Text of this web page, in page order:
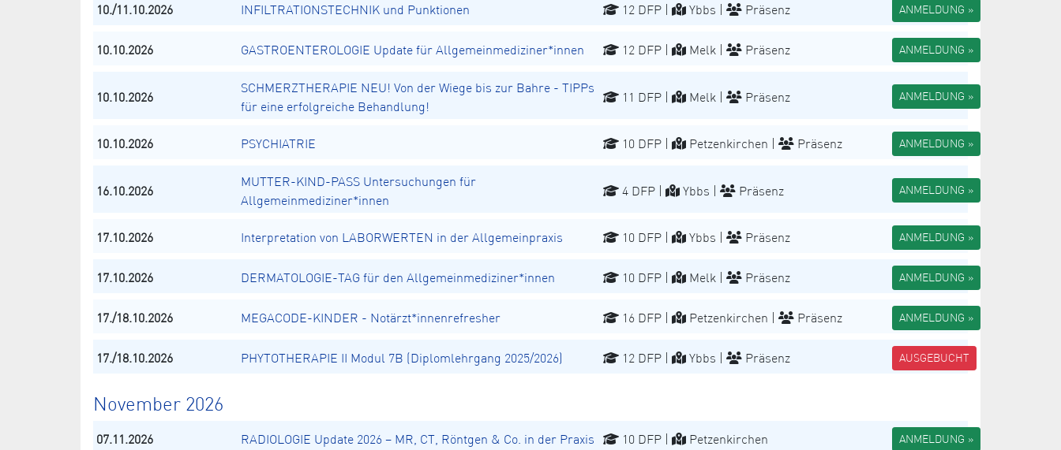
10./11.10.2026 INFILTRATIONSTECHNIK und Punktionen 12 DFP | Ybbs | Präsenz ANMELDUNG »
10.10.2026 GASTROENTEROLOGIE Update für Allgemeinmediziner*innen 12 DFP | Melk | Präsenz ANMELDUNG »
10.10.2026
SCHMERZTHERAPIE NEU! Von der Wiege bis zur Bahre - TIPPs
für eine erfolgreiche Behandlung!
11 DFP | Melk | Präsenz ANMELDUNG »
10.10.2026 PSYCHIATRIE 10 DFP | Petzenkirchen | Präsenz ANMELDUNG »
16.10.2026
MUTTER-KIND-PASS Untersuchungen für
Allgemeinmediziner*innen
4 DFP | Ybbs | Präsenz ANMELDUNG »
17.10.2026 Interpretation von LABORWERTEN in der Allgemeinpraxis 10 DFP | Ybbs | Präsenz ANMELDUNG »
17.10.2026 DERMATOLOGIE-TAG für den Allgemeinmediziner*innen 10 DFP | Melk | Präsenz ANMELDUNG »
17./18.10.2026 MEGACODE-KINDER - Notärzt*innenrefresher 16 DFP | Petzenkirchen | Präsenz ANMELDUNG »
17./18.10.2026 PHYTOTHERAPIE II Modul 7B (Diplomlehrgang 2025/2026) 12 DFP | Ybbs | Präsenz AUSGEBUCHT
November 2026
07.11.2026 RADIOLOGIE Update 2026 – MR, CT, Röntgen & Co. in der Praxis 10 DFP | Petzenkirchen ANMELDUNG »